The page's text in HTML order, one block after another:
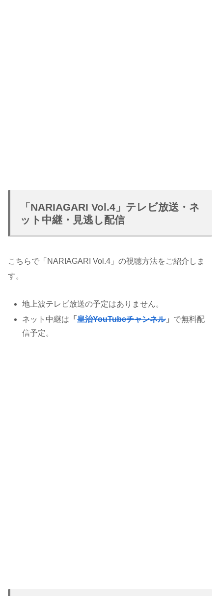
「NARIAGARI Vol.4」テレビ放送・ネ
ット中継・見逃し配信
こちらで「NARIAGARI Vol.4」の視聴方法をご紹介しま
す。
地上波テレビ放送の予定はありません。
ネット中継は 「皇治YouTubeチャンネル」 で無料配
信予定。